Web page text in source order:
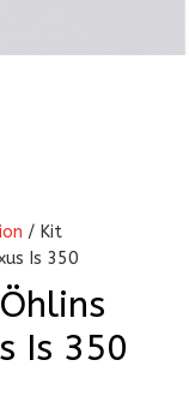
/ Kit
Is 350
Is 350